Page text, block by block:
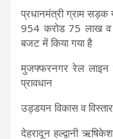
प्रधानमंत्री ग्राम सड़क
954 करोड 75 लाख व
बजट में किया गया है
मुजफ्फरनगर रेल लाइन
प्रावधान
उड्डयन विकास व
देहरादून हल्द्वानी